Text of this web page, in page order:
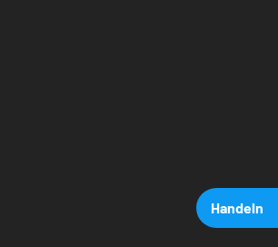
Handeln